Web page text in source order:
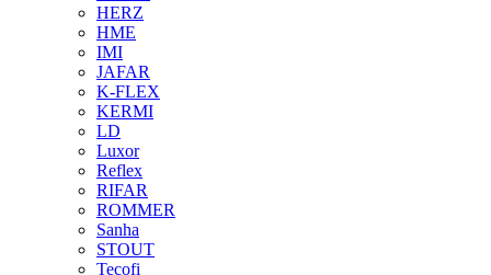
HERZ
HME
IMI
JAFAR
K-FLEX
KERMI
LD
Luxor
Reflex
RIFAR
ROMMER
Sanha
STOUT
Tecofi